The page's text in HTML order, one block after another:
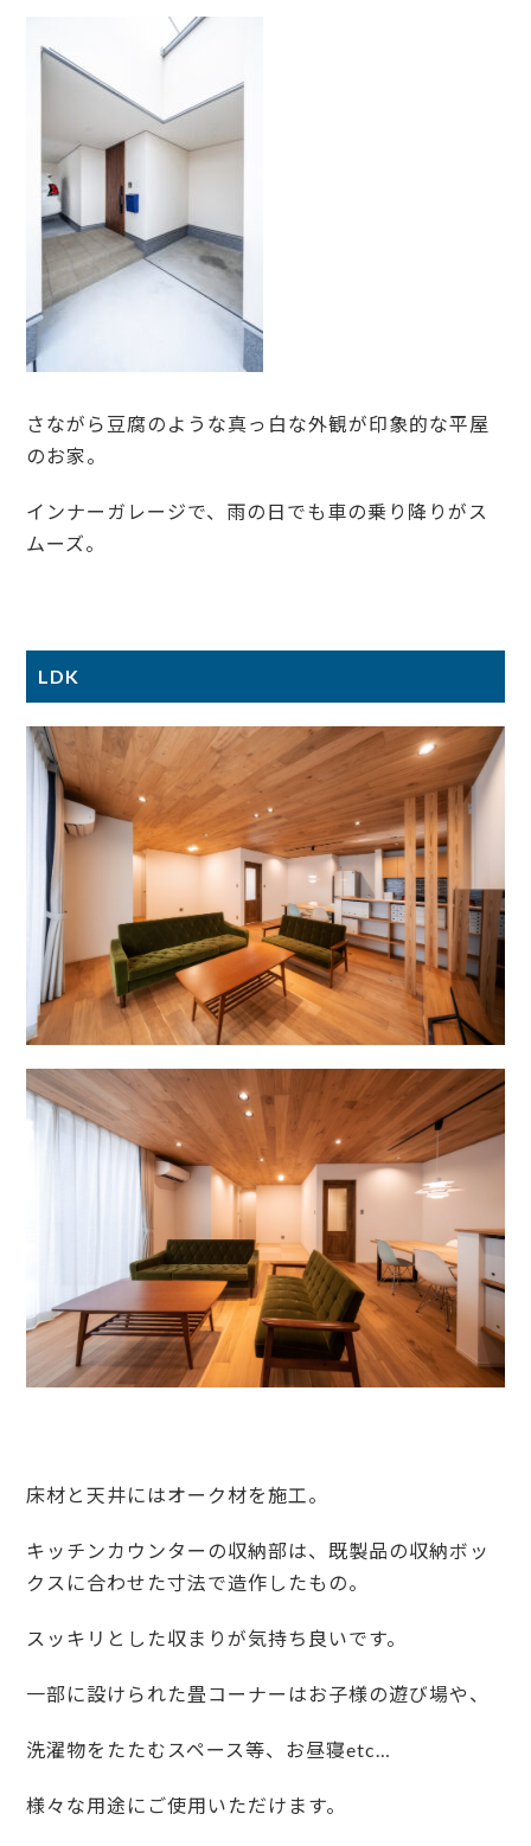
さながら豆腐のような真っ白な外観が印象的な平屋
のお家。
インナーガレージで、雨の日でも車の乗り降りがス
ムーズ。
LDK
床材と天井にはオーク材を施工。
キッチンカウンターの収納部は、既製品の収納ボッ
クスに合わせた寸法で造作したもの。
スッキリとした収まりが気持ち良いです。
一部に設けられた畳コーナーはお子様の遊び場や、
洗濯物をたたむスペース等、お昼寝etc…
様々な用途にご使用いただけます。